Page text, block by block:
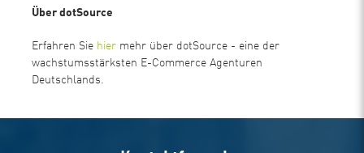
Über dotSource
Erfahren Sie hier mehr über dotSource - eine der
wachstumsstärksten E-Commerce Agenturen
Deutschlands.